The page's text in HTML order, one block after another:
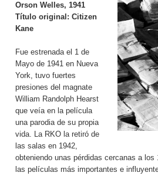
Orson Welles, 1941
Título original: Citizen
Kane
Fue estrenada el 1 de
Mayo de 1941 en Nueva
York, tuvo fuertes
presiones del magnate
William Randolph Hearst
que veía en la película
una parodia de su propia
vida. La RKO la retiró de
las salas en 1942,
obteniendo unas pérdidas cercanas a
las películas más importantes e